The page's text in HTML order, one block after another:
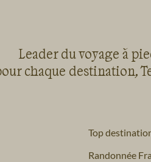
Leader du voyage à
chaque destination,
Top
Randonnée